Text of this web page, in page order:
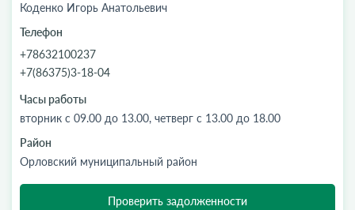
Коденко Игорь Анатольевич
Телефон
+78632100237
+7(86375)3-18-04
Часы работы
вторник с 09.00 до 13.00, четверг с 13.00 до 18.00
Район
Орловский муниципальный район
Проверить задолженности